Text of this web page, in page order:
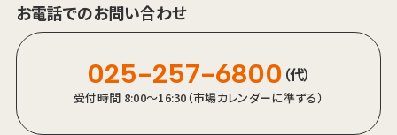
お電話でのお問い合わせ
025-257-6800 （代）
受付時間 8:00～16:30（市場カレンダーに準ずる）